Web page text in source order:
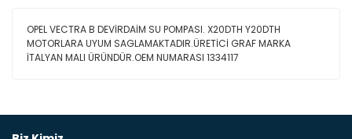
OPEL VECTRA B DEVİRDAİM SU POMPASI. X20DTH Y20DTH
MOTORLARA UYUM SAGLAMAKTADIR.ÜRETİCİ GRAF MARKA
İTALYAN MALI ÜRÜNDÜR.OEM NUMARASI 1334117